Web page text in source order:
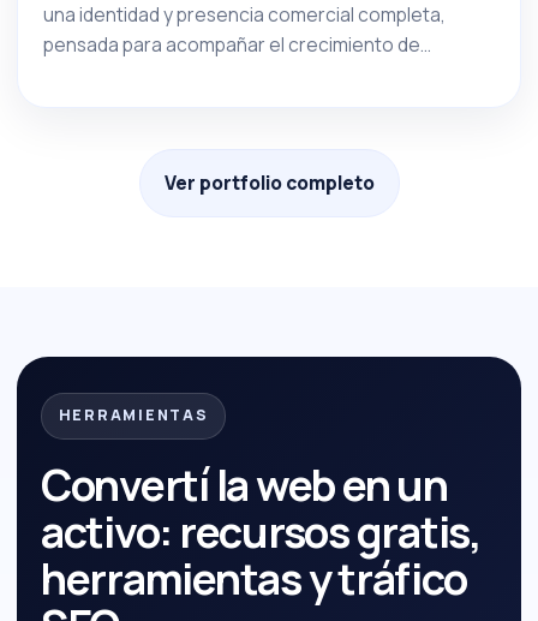
una identidad y presencia comercial completa,
pensada para acompañar el crecimiento de...
Ver portfolio completo
HERRAMIENTAS
Convertí la web en un
activo: recursos gratis,
herramientas y tráfico